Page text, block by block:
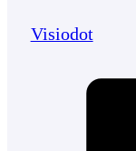
Visiodot